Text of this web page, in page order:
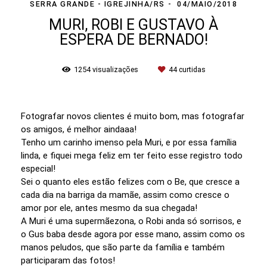
SERRA GRANDE - IGREJINHA/RS
04/MAIO/2018
MURI, ROBI E GUSTAVO À
ESPERA DE BERNADO!
1254visualizações 44curtidas
Fotografar novos clientes é muito bom, mas fotografar
os amigos, é melhor aindaaa!
Tenho um carinho imenso pela Muri, e por essa família
linda, e fiquei mega feliz em ter feito esse registro todo
especial!
Sei o quanto eles estão felizes com o Be, que cresce a
cada dia na barriga da mamãe, assim como cresce o
amor por ele, antes mesmo da sua chegada!
A Muri é uma supermãezona, o Robi anda só sorrisos, e
o Gus baba desde agora por esse mano, assim como os
manos peludos, que são parte da família e também
participaram das fotos!